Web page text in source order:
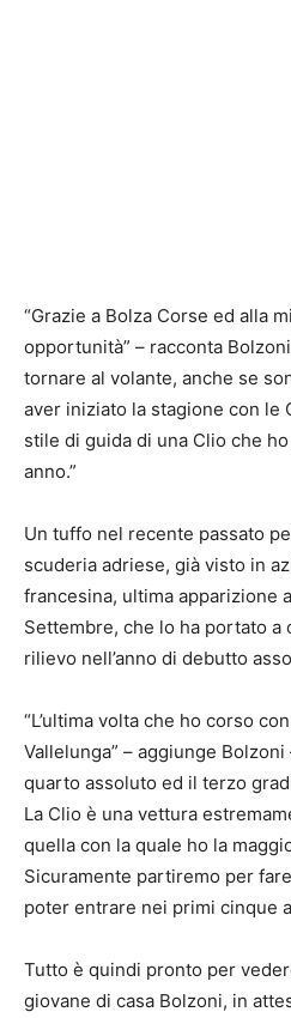
“Grazie a Bolza Corse ed alla
opportunità” – racconta
tornare al volante, anche se
aver iniziato la stagione con le
stile di guida di una Clio che
anno.”
Un tuffo nel recente passato
scuderia adriese, già visto in
francesina, ultima apparizione
Settembre, che lo ha portato
rilievo nell’anno di debutto
“L’ultima volta che ho corso
Vallelunga” – aggiunge Bolzoni
quarto assoluto ed il terzo
La Clio è una vettura
quella con la quale ho la
Sicuramente partiremo per
poter entrare nei primi cinque
Tutto è quindi pronto per
giovane di casa Bolzoni, in